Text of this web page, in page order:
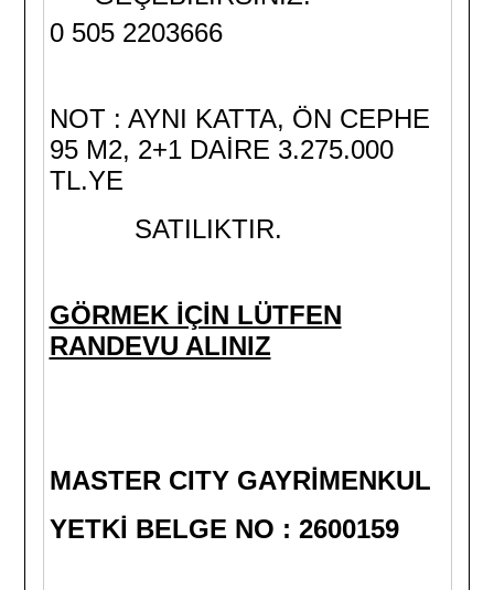
0 505 2203666
NOT : AYNI KATTA, ÖN CEPHE
95 M2, 2+1 DAİRE 3.275.000
TL.YE
SATILIKTIR.
GÖRMEK İÇİN LÜTFEN
RANDEVU ALINIZ
MASTER CITY GAYRİMENKUL​
YETKİ BELGE NO : 2600159